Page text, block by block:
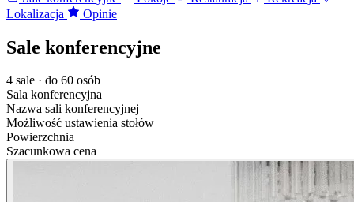
Lokalizacja
Opinie
Sale konferencyjne
4 sale · do 60 osób
Sala konferencyjna
Nazwa sali konferencyjnej
Możliwość ustawienia stołów
Powierzchnia
Szacunkowa cena